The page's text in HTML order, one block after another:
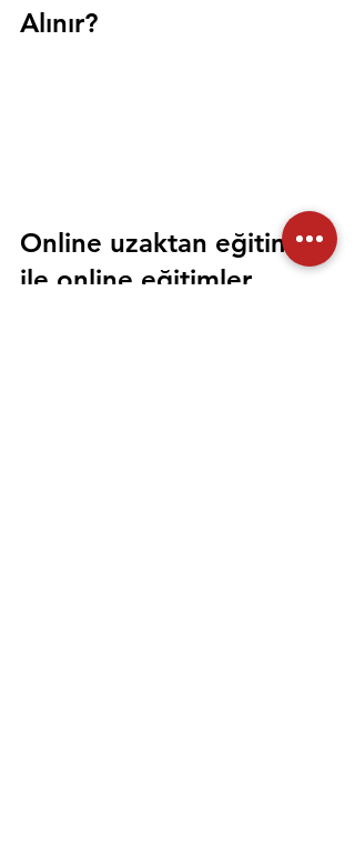
Alınır?
Online uzaktan eğitim
ile online eğitimler